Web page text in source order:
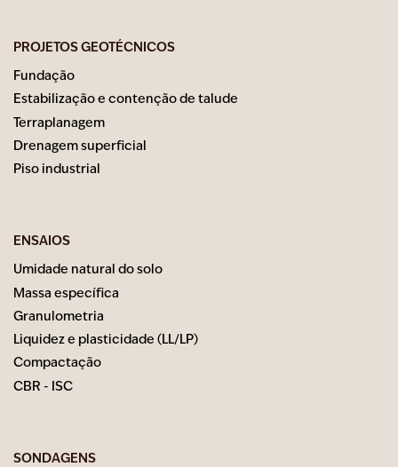
PROJETOS GEOTÉCNICOS
Fundação
Estabilização e contenção de talude
Terraplanagem
Drenagem superficial
Piso industrial
ENSAIOS
Umidade natural do solo
Massa específica
Granulometria
Liquidez e plasticidade (LL/LP)
Compactação
CBR - ISC
SONDAGENS